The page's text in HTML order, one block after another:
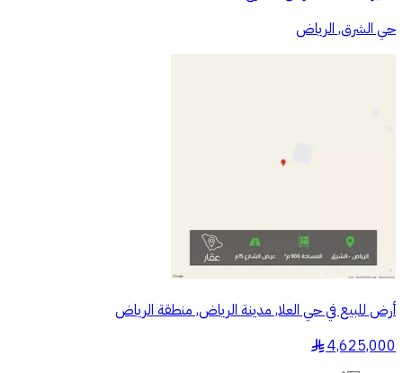
حي الشرق, الرياض
أرض للبيع في حي العلا, مدينة الرياض, منطقة الرياض
4,625,000
§